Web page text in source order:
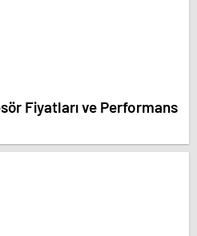
Fiyatları ve Performans